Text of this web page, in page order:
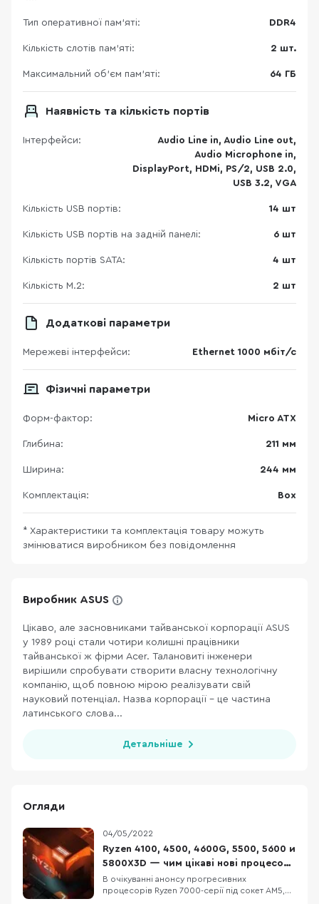
Тип оперативної пам’яті: DDR4
Кількість слотів пам'яті: 2 шт.
Максимальний об’єм пам’яті: 64 ГБ
Наявність та кількість портів
Інтерфейси:
Audio Line in, Audio Line out,
Audio Microphone in,
DisplayPort, HDMi, PS/2, USB 2.0,
USB 3.2, VGA
Кількість USB портів: 14 шт
Кількість USB портів на задній панелі: 6 шт
Кількість портів SATA: 4 шт
Кількість M.2: 2 шт
Додаткові параметри
Мережеві інтерфейси: Ethernet 1000 мбіт/с
Фізичні параметри
Форм-фактор: Micro ATX
Глибина: 211 мм
Ширина: 244 мм
Комплектація: Box
* Характеристики та комплектація товару можуть
змінюватися виробником без повідомлення
Виробник ASUS
Цікаво, але засновниками тайванської корпорації ASUS
у 1989 році стали чотири колишні працівники
тайванської ж фірми Acer. Талановиті інженери
вирішили спробувати створити власну технологічну
компанію, щоб повною мірою реалізувати свій
науковий потенціал. Назва корпорації – це частина
латинського слова...
Детальніше
Огляди
04/05/2022
Ryzen 4100, 4500, 4600G, 5500, 5600 и
5800X3D — чим цікаві нові процесори
AMD?
В очікуванні анонсу прогресивних
процесорів Ryzen 7000-серії під сокет AM5,